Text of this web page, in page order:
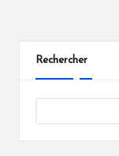
Rechercher